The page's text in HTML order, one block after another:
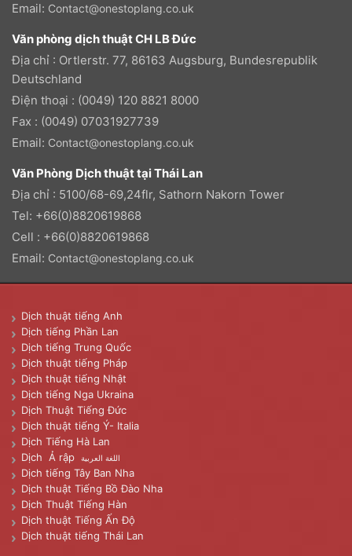
Email: Contact@onestoplang.co.uk
Văn phòng dịch thuật CH LB Đức
Địa chỉ : Ortlerstr. 77, 86163 Augsburg, Bundesrepublik
Deutschland
Điện thoại : (0049) 120 8821 8000
Fax : (0049) 07031927739
Email: Contact@onestoplang.co.uk
Văn Phòng Dịch thuật tại Thái Lan
Địa chỉ : 5100/68-69,24flr, Sathorn Nakorn Tower
Tel: +66(0)8820619868
Cell : +66(0)8820619868
Email: Contact@onestoplang.co.uk
Dịch thuật tiếng Anh
Dịch tiếng Phần Lan
Dịch tiếng Trung Quốc
Dịch thuật tiếng Pháp
Dịch thuật tiếng Nhật
Dịch tiếng Nga Ukraina
Dịch Thuật Tiếng Đức
Dịch thuật tiếng Ý- Italia
Dịch Tiếng Hà Lan
Dịch Ả rập
اللغة العربية
Dịch tiếng Tây Ban Nha
Dịch thuật Tiếng Bồ Đào Nha
Dịch Thuật Tiếng Hàn
Dịch thuật Tiếng Ấn Độ
Dịch thuật tiếng Thái Lan